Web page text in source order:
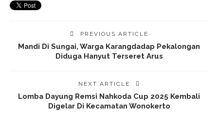
PREVIOUS ARTICLE
Mandi Di Sungai, Warga Karangdadap Pekalongan
Diduga Hanyut Terseret Arus
NEXT ARTICLE
Lomba Dayung Remsi Nahkoda Cup 2025 Kembali
Digelar Di Kecamatan Wonokerto